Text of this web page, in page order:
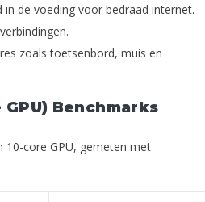
de voeding voor bedraad internet.
zoals toetsenbord, muis en
GPU) Benchmarks
10-core GPU, gemeten met